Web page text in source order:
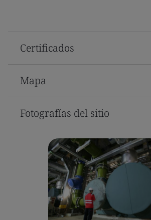
Certificados
Mapa
Fotografías del sitio